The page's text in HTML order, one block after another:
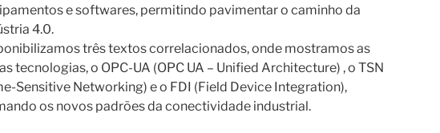
e softwares, permitindo pavimentar o caminho da
4.0.
três textos correlacionados, onde mostramos as
tecnologias, o OPC-UA (OPC UA – Unified Architecture) , o TSN
Sensitive Networking) e o FDI (Field Device Integration),
os novos padrões da conectividade industrial.